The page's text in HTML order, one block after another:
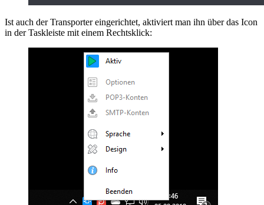
Ist auch der Transporter eingerichtet, aktiviert man ihn über das Icon
in der Taskleiste mit einem Rechtsklick: